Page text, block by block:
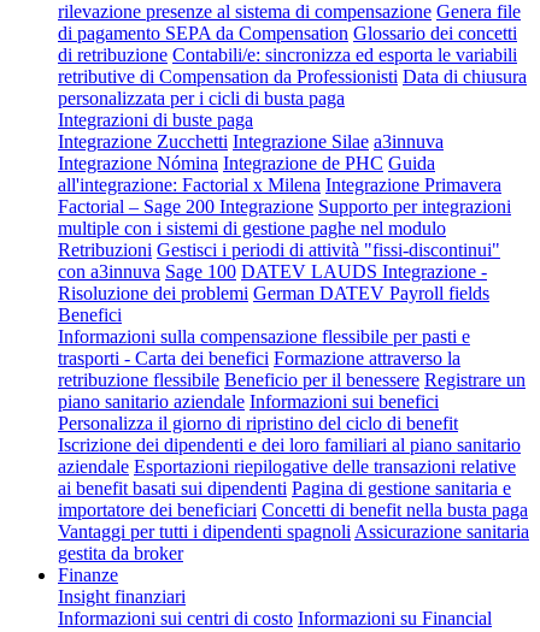
rilevazione presenze al sistema di compensazione Genera file
di pagamento SEPA da Compensation Glossario dei concetti
di retribuzione Contabili/e: sincronizza ed esporta le variabili
retributive di Compensation da Professionisti Data di chiusura
personalizzata per i cicli di busta paga
Integrazioni di buste paga
Integrazione Zucchetti Integrazione Silae a3innuva
Integrazione Nómina Integrazione de PHC Guida
all'integrazione: Factorial x Milena Integrazione Primavera
Factorial – Sage 200 Integrazione Supporto per integrazioni
multiple con i sistemi di gestione paghe nel modulo
Retribuzioni Gestisci i periodi di attività "fissi-discontinui"
con a3innuva Sage 100 DATEV LAUDS Integrazione -
Risoluzione dei problemi German DATEV Payroll fields
Benefici
Informazioni sulla compensazione flessibile per pasti e
trasporti - Carta dei benefici Formazione attraverso la
retribuzione flessibile Beneficio per il benessere Registrare un
piano sanitario aziendale Informazioni sui benefici
Personalizza il giorno di ripristino del ciclo di benefit
Iscrizione dei dipendenti e dei loro familiari al piano sanitario
aziendale Esportazioni riepilogative delle transazioni relative
ai benefit basati sui dipendenti Pagina di gestione sanitaria e
importatore dei beneficiari Concetti di benefit nella busta paga
Vantaggi per tutti i dipendenti spagnoli Assicurazione sanitaria
gestita da broker
Finanze
Insight finanziari
Informazioni sui centri di costo Informazioni su Financial